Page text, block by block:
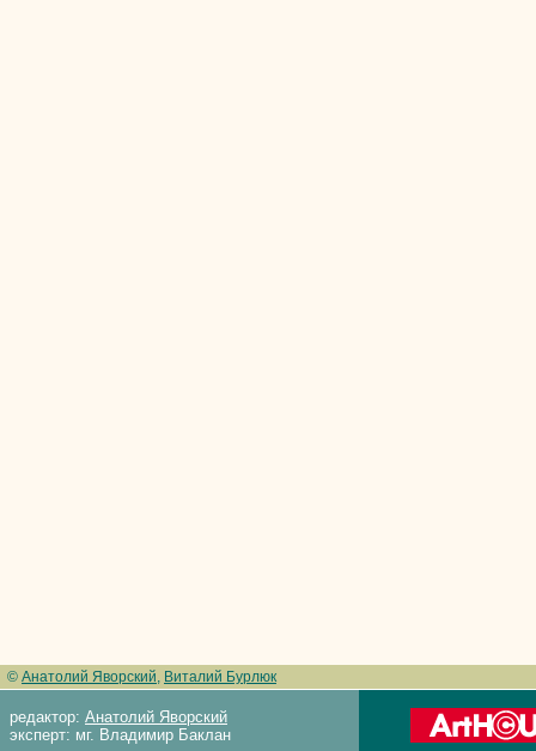
© Анатолий Яворский, Виталий Бурлюк
редактор: Анатолий Яворский
эксперт: мг. Владимир Баклан